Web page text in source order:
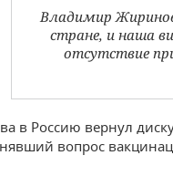
Владимир
стране, и наша
отсутствие
в Россию вернул
вопрос